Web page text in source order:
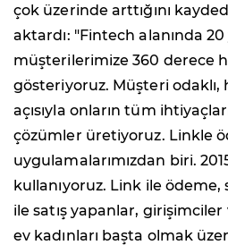
çok üzerinde arttığını
aktardı: "Fintech alanında 20
müşterilerimize 360 derece
gösteriyoruz. Müşteri odaklı,
açısıyla onların tüm
çözümler üretiyoruz. Linkle
uygulamalarımızdan biri.
kullanıyoruz. Link ile ödeme,
ile satış yapanlar,
ev kadınları başta olmak